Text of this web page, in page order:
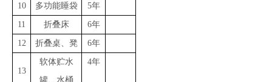
10 多功能睡袋 5年
11 折叠床 6年
12 折叠桌、凳 6年
13
软体贮水
罐、水桶
4年